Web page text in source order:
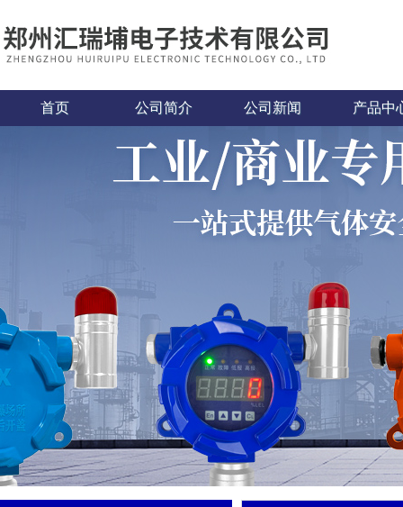
首页 公司简介 公司新闻 产品中